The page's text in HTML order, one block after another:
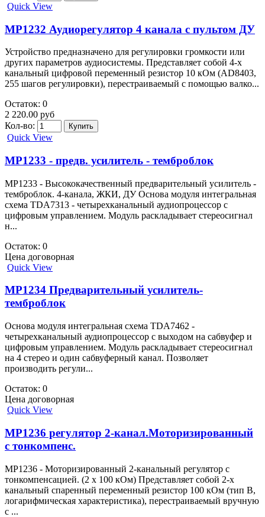
Quick View
MP1232 Аудиорегулятор 4 канала с пультом ДУ
Устройство предназначено для регулировки громкости или
других параметров аудиосистемы. Представляет собой 4-х
канальный цифровой переменный резистор 10 кОм (AD8403,
255 шагов регулировки), перестраиваемый с помощью валко...
Остаток: 0
2 220.00 руб
Кол-во:
Quick View
MP1233 - предв. усилитель - темброблок
MP1233 - Высококачественный предварительный усилитель -
темброблок. 4-канала, ЖКИ, ДУ Основа модуля интегральная
схема TDA7313 - четырехканальный аудиопроцессор с
цифровым управлением. Модуль раскладывает стереосигнал
н...
Остаток: 0
Цена договорная
Quick View
MP1234 Предварительный усилитель-
темброблок
Основа модуля интегральная схема TDA7462 -
четырехканальный аудиопроцессор с выходом на сабвуфер и
цифровым управлением. Модуль раскладывает стереосигнал
на 4 стерео и один сабвуферный канал. Позволяет
производить регули...
Остаток: 0
Цена договорная
Quick View
MP1236 регулятор 2-канал.Моторизированный
с тонкомпенс.
MP1236 - Моторизированный 2-канальный регулятор с
тонкомпенсацией. (2 х 100 кОм) Представляет собой 2-х
канальный спаренный переменный резистор 100 кОм (тип B,
логарифмическая характеристика), перестраиваемый вручную
с ...